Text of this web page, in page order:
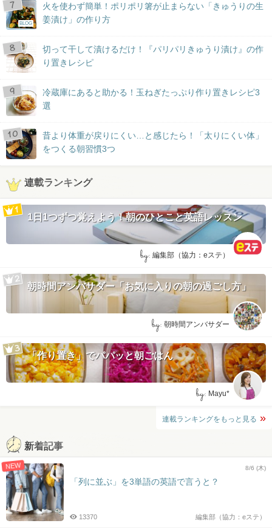
BLOG
火を使わず簡単！ポリポリ箸が止まらない「きゅうりの生
姜漬け」の作り方
切って干して漬けるだけ！『パリパリきゅうり漬け』の作
り置きレシピ
冷蔵庫にあると助かる！玉ねぎたっぷり作り置きレシピ3
選
昔より体重が戻りにくい…と感じたら！「太りにくい体」
をつくる朝習慣3つ
連載ランキング
1日1つずつ覚えよう！朝のひとこと英語レッスン
by: 編集部（協力：eステ）
朝時間アンバサダー「お気に入りの朝の過ごし方」
by: 朝時間アンバサダー
「作り置き」でパパッと朝ごはん
by: Mayu*
連載ランキングをもっと見る
新着記事
NEW 8/6 (木)
「列に並ぶ」を3単語の英語で言うと？
編集部（協力：eステ）
13370